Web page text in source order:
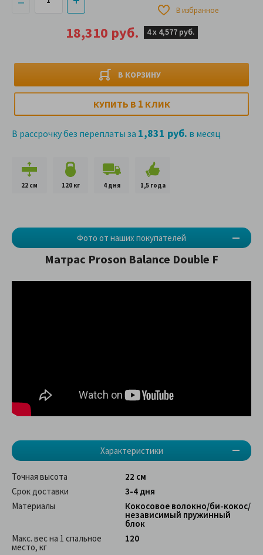
18,310 руб. 4 х 4,577 руб.
В КОРЗИНУ
В избранное
КУПИТЬ В 1 КЛИК
В рассрочку без переплаты за 1,831 руб. в месяц
22 см 120 кг 4 дня 1,5 года
Фото от наших покупателей
Характеристики
Матрас Proson Balance Double F
Точная высота
22 см
Срок доставки
3-4 дня
Материалы
Кокосовое волокно/би-кокос/
независимый пружинный
блок
Макс. вес на 1 спальное
место, кг
120